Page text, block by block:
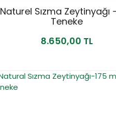
Naturel Sızma Zeytinyağı
Teneke
8.650,00 TL